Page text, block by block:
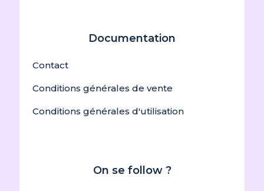
Documentation
Contact
Conditions générales de vente
Conditions générales d'utilisation
On se follow ?